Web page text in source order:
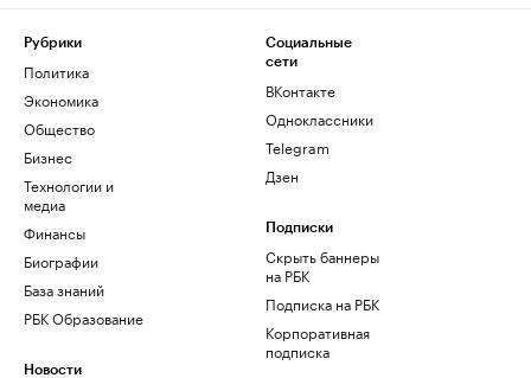
Рубрики
Политика
Экономика
Общество
Бизнес
Технологии и
медиа
Финансы
Биографии
База знаний
РБК Образование
Новости
Социальные
сети
ВКонтакте
Одноклассники
Telegram
Дзен
Подписки
Скрыть баннеры
на РБК
Подписка на РБК
Корпоративная
подписка